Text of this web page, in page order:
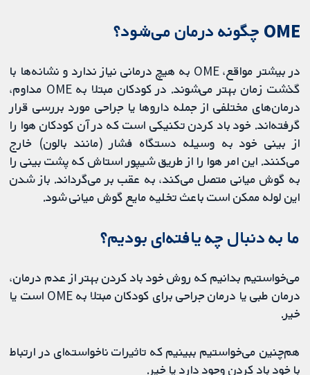
OME چگونه درمان می‌شود؟
در بیشتر مواقع، OME به هیچ درمانی نیاز ندارد و نشانه‌ها با
گذشت زمان بهتر می‌شوند. در کودکان مبتلا به OME مداوم،
درمان‌های مختلفی از جمله داروها یا جراحی مورد بررسی قرار
گرفته‌اند. خود باد کردن تکنیکی است که در آن کودکان هوا را
از بینی خود به وسیله دستگاه فشار (مانند بالون) خارج
می‌کنند. این امر هوا را از طریق شیپور استاش که پشت بینی را
به گوش میانی متصل می‌کند، به عقب بر می‌گرداند. باز شدن
این لوله ممکن است باعث تخلیه مایع گوش میانی شود.
ما به دنبال چه یافته‌ای بودیم؟
می‌خواستیم بدانیم که روش خود باد کردن بهتر از عدم درمان،
درمان طبی یا درمان جراحی برای کودکان مبتلا به OME است یا
خیر.
هم‌چنین می‌خواستیم ببینیم که تاثیرات ناخواسته‌ای در ارتباط
با خود باد کردن وجود دارد یا خیر.